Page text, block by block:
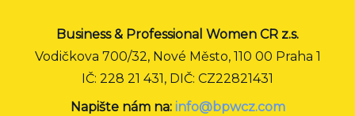
Business & Professional Women CR z.s.
Vodičkova 700/32, Nové Město, 110 00 Praha 1
IČ: 228 21 431, DIČ: CZ22821431
Napište nám na: info@bpwcz.com